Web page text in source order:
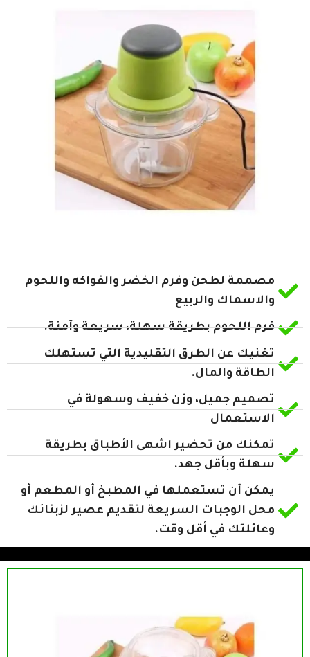
مصممة لطحن وفرم الخضر والفواكه واللحوم
والاسماك والربيع
فرم اللحوم بطريقة سهلة، سريعة وآمنة.
تغنيك عن الطرق التقليدية التي تستهلك
الطاقة والمال.
تصميم جميل، وزن خفيف وسهولة في
الاستعمال
تمكنك من تحضير اشهى الأطباق بطريقة
سهلة وبأقل جهد.
يمكن أن تستعملها في المطبخ أو المطعم أو
محل الوجبات السريعة لتقديم عصير لزبنائك
وعائلتك في أقل وقت.